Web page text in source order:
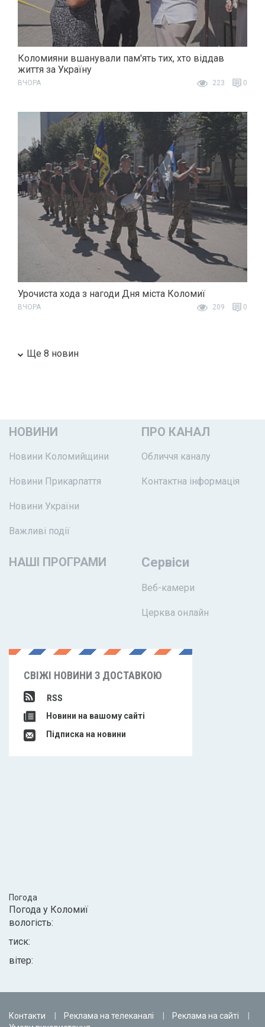
Коломияни вшанували пам'ять тих, хто віддав
життя за Україну
ВЧОРА 223 0
Урочиста хода з нагоди Дня міста Коломиї
ВЧОРА 209 0
Ще 8 новин
НОВИНИ
Новини Коломийщини
Новини Прикарпаття
Новини України
Важливі події
ПРО КАНАЛ
Обличчя каналу
Контактна інформація
НАШІ ПРОГРАМИ Сервіси
Веб-камери
Церква онлайн
СВІЖІ НОВИНИ З ДОСТАВКОЮ
RSS
Новини на вашому сайті
Підписка на новини
Погода
Погода у Коломиї
вологість:
тиск:
вітер:
Контакти Реклама на телеканалі
Реклама на сайті